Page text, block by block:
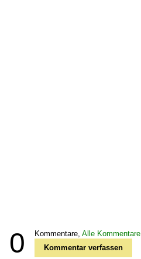
0 Kommentare, Alle Kommentare
Kommentar verfassen